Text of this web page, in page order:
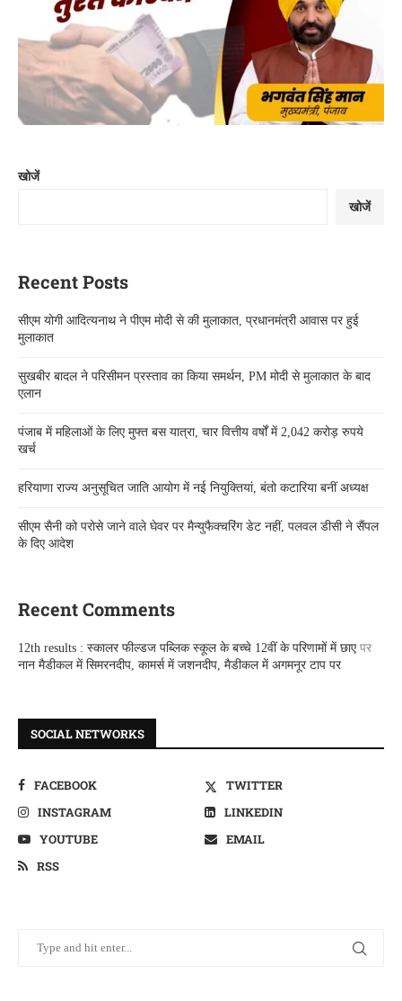
खोजें
खोजें
Recent Posts
सीएम योगी आदित्यनाथ ने पीएम मोदी से की मुलाकात, प्रधानमंत्री आवास पर हुई
मुलाकात
सुखबीर बादल ने परिसीमन प्रस्ताव का किया समर्थन, PM मोदी से मुलाकात के बाद
एलान
पंजाब में महिलाओं के लिए मुफ्त बस यात्रा, चार वित्तीय वर्षों में 2,042 करोड़ रुपये
खर्च
हरियाणा राज्य अनुसूचित जाति आयोग में नई नियुक्तियां, बंतो कटारिया बनीं अध्यक्ष
सीएम सैनी को परोसे जाने वाले घेवर पर मैन्युफैक्चरिंग डेट नहीं, पलवल डीसी ने सैंपल
के दिए आदेश
Recent Comments
12th results : स्कालर फील्डज पब्लिक स्कूल के बच्चे 12वीं के परिणामों में छाएपर
नान मैडीकल में सिमरनदीप, कामर्स में जशनदीप, मैडीकल में अगमनूर टाप पर
SOCIAL NETWORKS
FACEBOOK
TWITTER
INSTAGRAM
LINKEDIN
YOUTUBE
EMAIL
RSS